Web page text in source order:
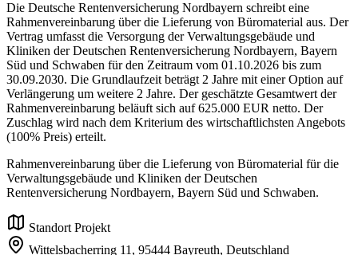
Die Deutsche Rentenversicherung Nordbayern schreibt eine
Rahmenvereinbarung über die Lieferung von Büromaterial aus. Der
Vertrag umfasst die Versorgung der Verwaltungsgebäude und
Kliniken der Deutschen Rentenversicherung Nordbayern, Bayern
Süd und Schwaben für den Zeitraum vom 01.10.2026 bis zum
30.09.2030. Die Grundlaufzeit beträgt 2 Jahre mit einer Option auf
Verlängerung um weitere 2 Jahre. Der geschätzte Gesamtwert der
Rahmenvereinbarung beläuft sich auf 625.000 EUR netto. Der
Zuschlag wird nach dem Kriterium des wirtschaftlichsten Angebots
(100% Preis) erteilt.
Rahmenvereinbarung über die Lieferung von Büromaterial für die
Verwaltungsgebäude und Kliniken der Deutschen
Rentenversicherung Nordbayern, Bayern Süd und Schwaben.
Standort Projekt
Wittelsbacherring 11, 95444 Bayreuth, Deutschland